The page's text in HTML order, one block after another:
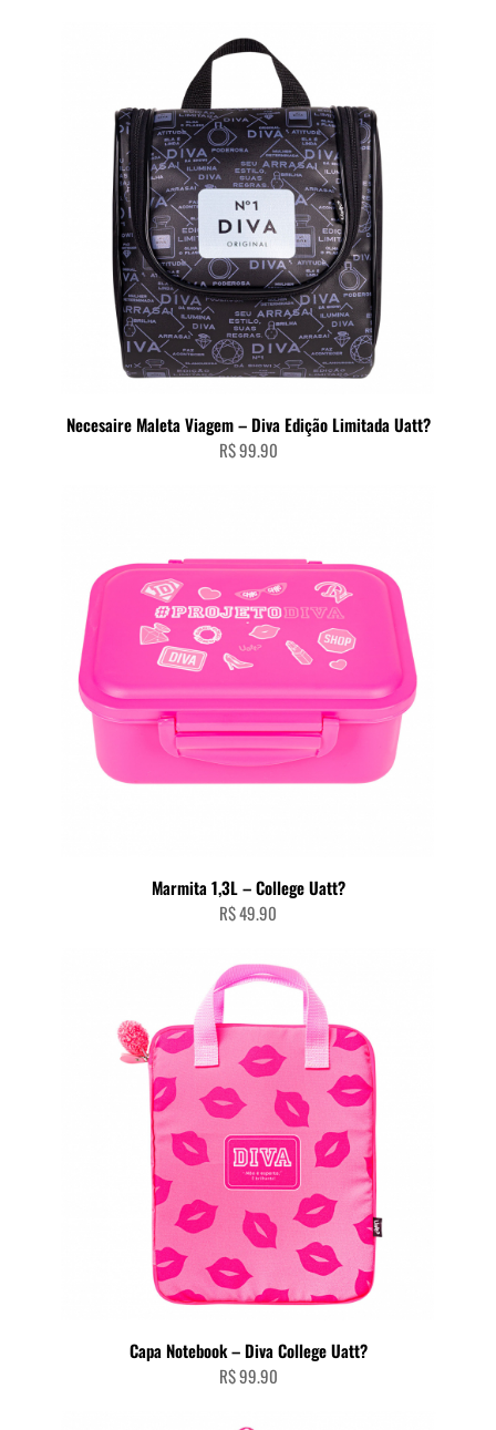
Necesaire Maleta Viagem – Diva Edição Limitada Uatt?
R$99.90
Marmita 1,3L – College Uatt?
R$49.90
Capa Notebook – Diva College Uatt?
R$99.90